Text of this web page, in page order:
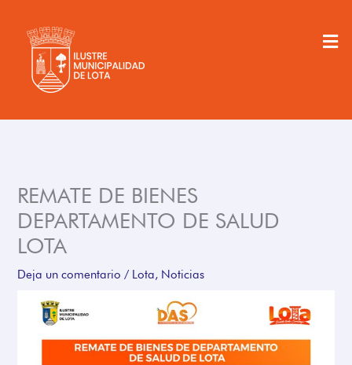
contenido
REMATE DE BIENES
DEPARTAMENTO DE SALUD
LOTA
Deja un comentario / Lota, Noticias